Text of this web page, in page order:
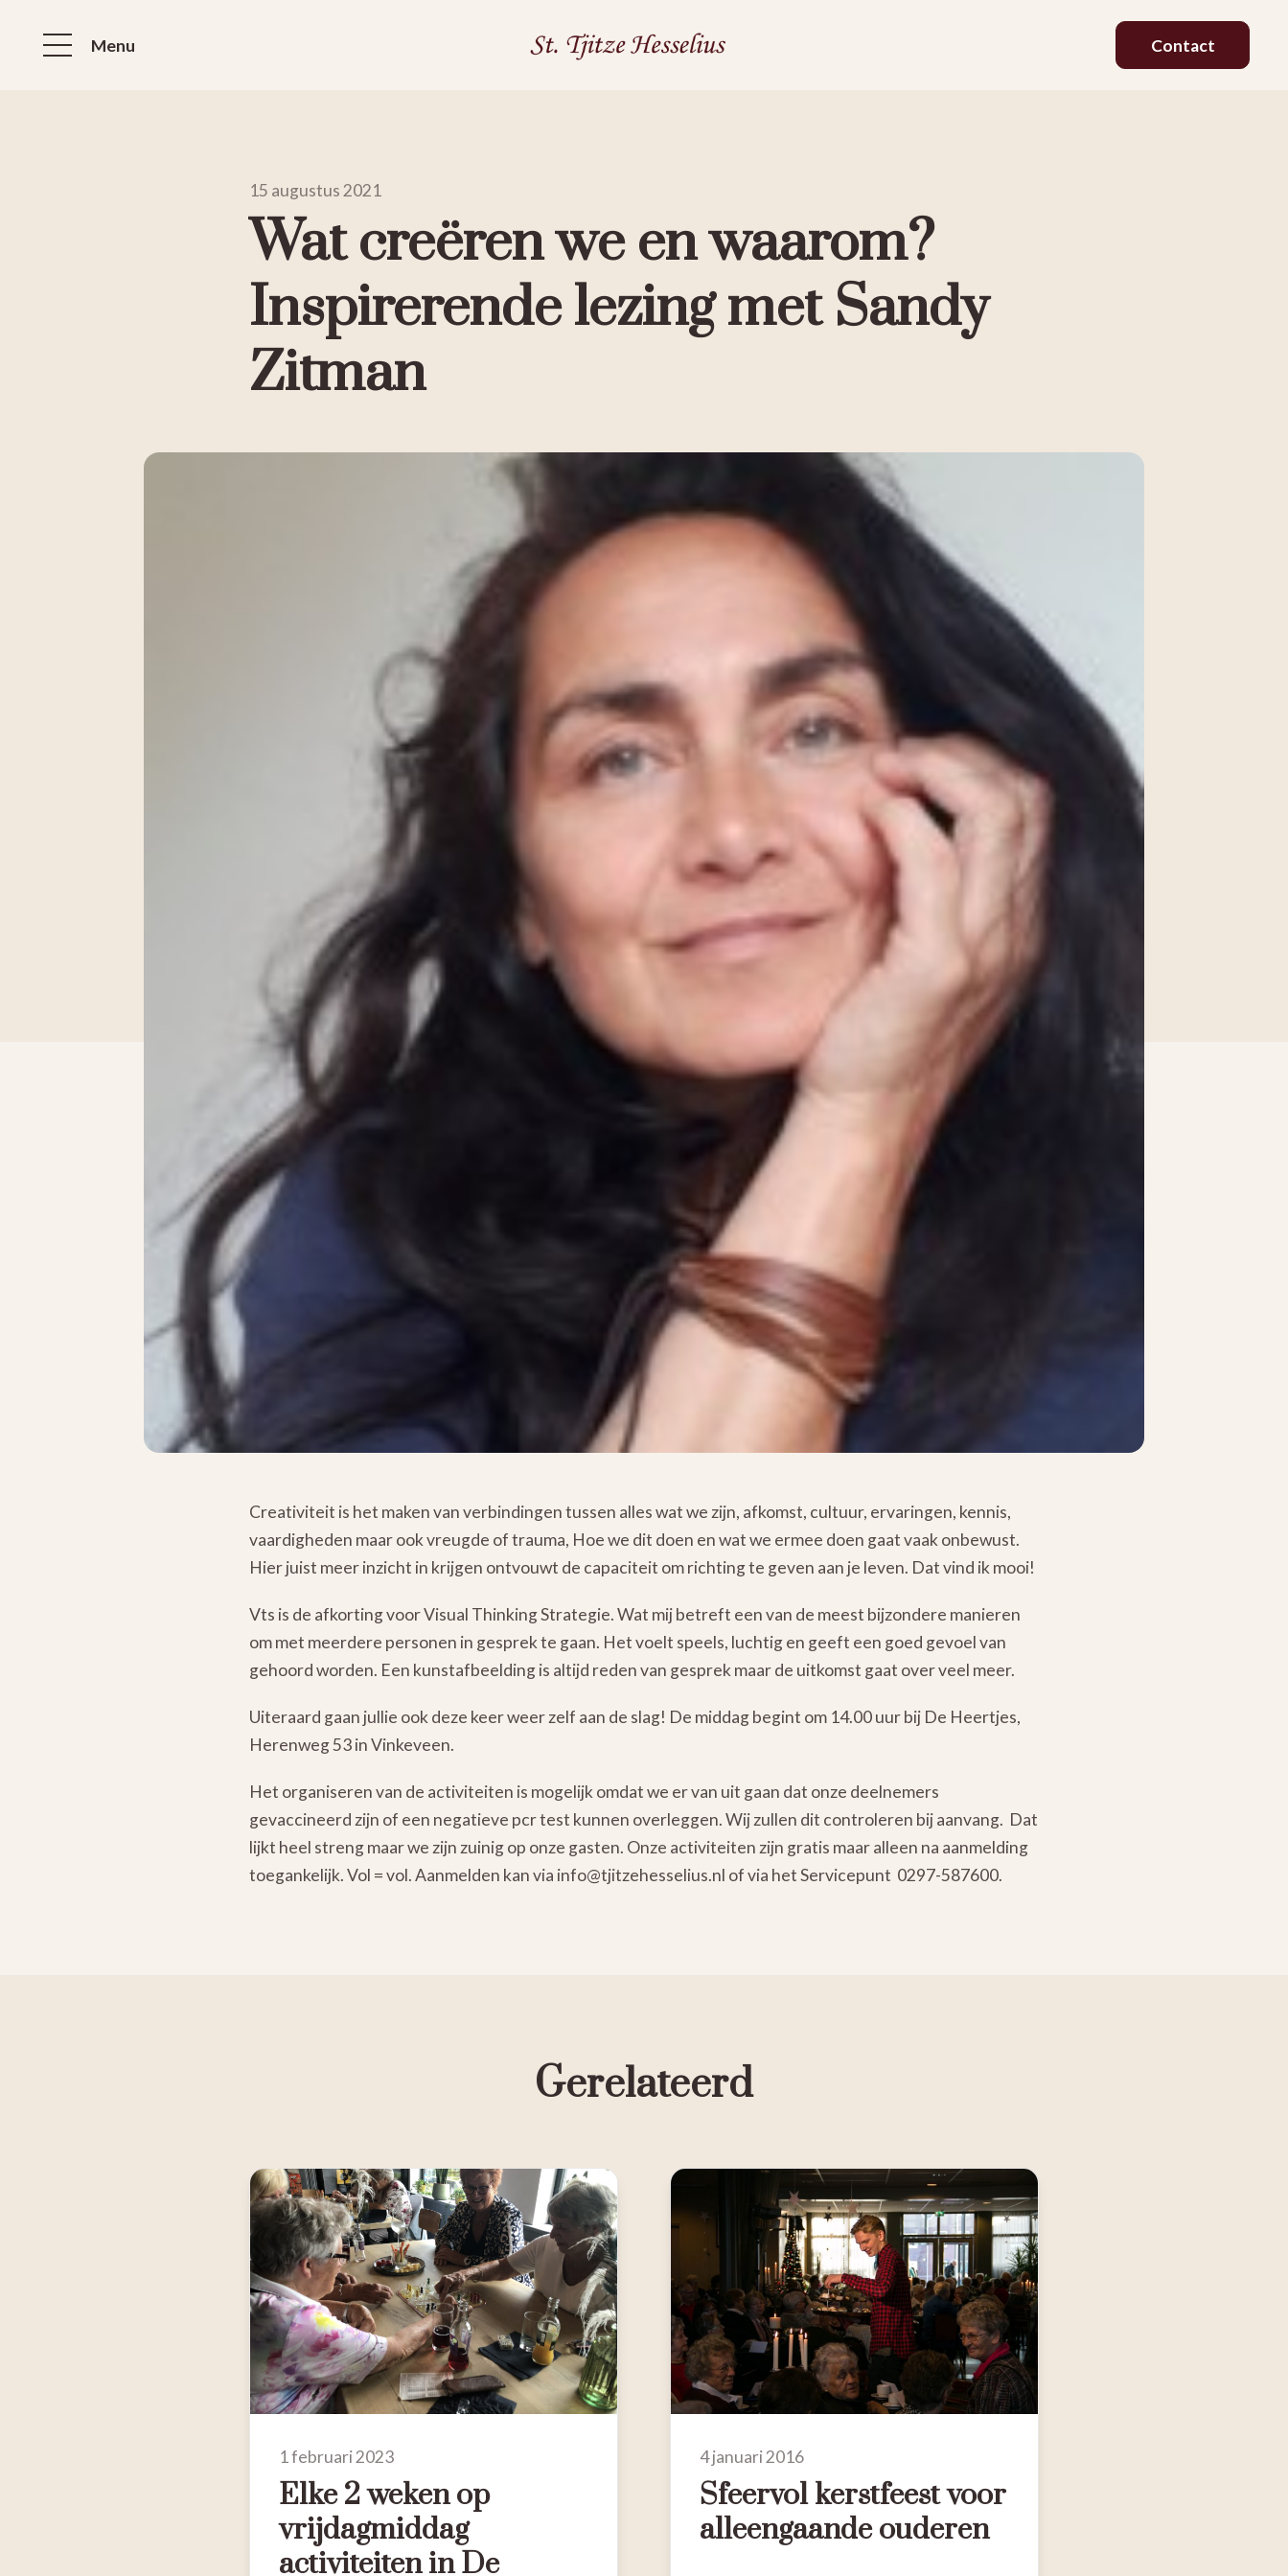
Menu Contact
15 augustus 2021
Wat creëren we en waarom?
Inspirerende lezing met Sandy
Zitman
Creativiteit is het maken van verbindingen tussen alles wat we zijn, afkomst, cultuur, ervaringen, kennis,
vaardigheden maar ook vreugde of trauma, Hoe we dit doen en wat we ermee doen gaat vaak onbewust.
Hier juist meer inzicht in krijgen ontvouwt de capaciteit om richting te geven aan je leven. Dat vind ik mooi!
Vts is de afkorting voor Visual Thinking Strategie. Wat mij betreft een van de meest bijzondere manieren
om met meerdere personen in gesprek te gaan. Het voelt speels, luchtig en geeft een goed gevoel van
gehoord worden. Een kunstafbeelding is altijd reden van gesprek maar de uitkomst gaat over veel meer.
Uiteraard gaan jullie ook deze keer weer zelf aan de slag! De middag begint om 14.00 uur bij De Heertjes,
Herenweg 53 in Vinkeveen.
Het organiseren van de activiteiten is mogelijk omdat we er van uit gaan dat onze deelnemers
gevaccineerd zijn of een negatieve pcr test kunnen overleggen. Wij zullen dit controleren bij aanvang. Dat
lijkt heel streng maar we zijn zuinig op onze gasten. Onze activiteiten zijn gratis maar alleen na aanmelding
toegankelijk. Vol = vol. Aanmelden kan via info@tjitzehesselius.nl of via het Servicepunt 0297-587600.
Gerelateerd
1 februari 2023
Elke 2 weken op
vrijdagmiddag
activiteiten in De
4 januari 2016
Sfeervol kerstfeest voor
alleengaande ouderen